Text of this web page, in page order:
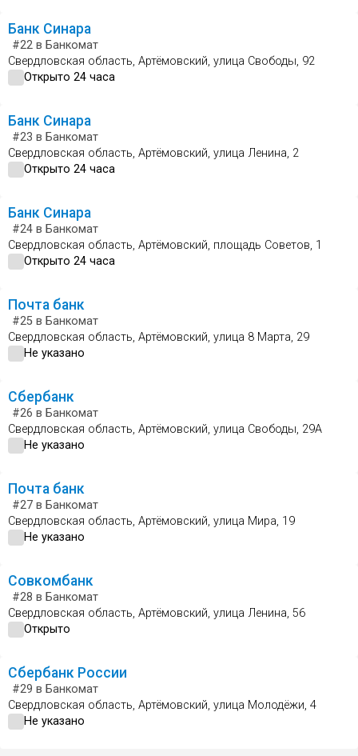
Банк Синара
#22 в Банкомат
Свердловская область, Артёмовский, улица Свободы, 92
Открыто 24 часа
Банк Синара
#23 в Банкомат
Свердловская область, Артёмовский, улица Ленина, 2
Открыто 24 часа
Банк Синара
#24 в Банкомат
Свердловская область, Артёмовский, площадь Советов, 1
Открыто 24 часа
Почта банк
#25 в Банкомат
Свердловская область, Артёмовский, улица 8 Марта, 29
Не указано
Сбербанк
#26 в Банкомат
Свердловская область, Артёмовский, улица Свободы, 29А
Не указано
Почта банк
#27 в Банкомат
Свердловская область, Артёмовский, улица Мира, 19
Не указано
Совкомбанк
#28 в Банкомат
Свердловская область, Артёмовский, улица Ленина, 56
Открыто
Сбербанк России
#29 в Банкомат
Свердловская область, Артёмовский, улица Молодёжи, 4
Не указано